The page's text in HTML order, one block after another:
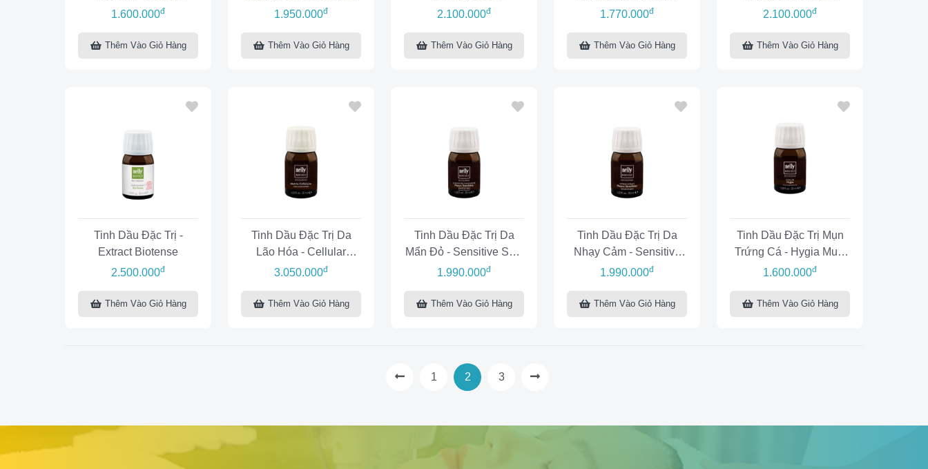
BioAcne
1.600.000đ
Thêm Vào Giỏ Hàng
1.950.000đ
Thêm Vào Giỏ Hàng
2.100.000đ
Thêm Vào Giỏ Hàng
Elle
1.770.000đ
Thêm Vào Giỏ Hàng
2.100.000đ
Thêm Vào Giỏ Hàng
Tinh Dầu Đặc Trị -
Extract Biotense
2.500.000đ
Thêm Vào Giỏ Hàng
Tinh Dầu Đặc Trị Da
Lão Hóa - Cellular
Matrix Oil
3.050.000đ
Thêm Vào Giỏ Hàng
Tinh Dầu Đặc Trị Da
Mẩn Đỏ - Sensitive Skin
Essential Concentrate
1.990.000đ
Thêm Vào Giỏ Hàng
Tinh Dầu Đặc Trị Da
Nhạy Cảm - Sensitive
Skin Extract
1.990.000đ
Thêm Vào Giỏ Hàng
Tinh Dầu Đặc Trị Mụn
Trứng Cá - Hygia Multi
Use Oil
1.600.000đ
Thêm Vào Giỏ Hàng
1 2 3